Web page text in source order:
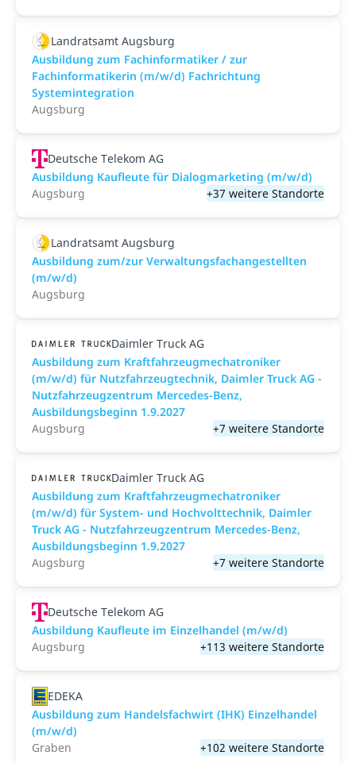
Landratsamt Augsburg
Ausbildung zum Fachinformatiker / zur
Fachinformatikerin (m/w/d) Fachrichtung
Systemintegration
Augsburg
Deutsche Telekom AG
Ausbildung Kaufleute für Dialogmarketing (m/w/d)
Augsburg
+37 weitere Standorte
Landratsamt Augsburg
Ausbildung zum/zur Verwaltungsfachangestellten
(m/w/d)
Augsburg
Daimler Truck AG
Ausbildung zum Kraftfahrzeugmechatroniker
(m/w/d) für Nutzfahrzeugtechnik, Daimler Truck AG -
Nutzfahrzeugzentrum Mercedes-Benz,
Ausbildungsbeginn 1.9.2027
Augsburg
+7 weitere Standorte
Daimler Truck AG
Ausbildung zum Kraftfahrzeugmechatroniker
(m/w/d) für System- und Hochvolttechnik, Daimler
Truck AG - Nutzfahrzeugzentrum Mercedes-Benz,
Ausbildungsbeginn 1.9.2027
Augsburg
+7 weitere Standorte
Deutsche Telekom AG
Ausbildung Kaufleute im Einzelhandel (m/w/d)
Augsburg
+113 weitere Standorte
EDEKA
Ausbildung zum Handelsfachwirt (IHK) Einzelhandel
(m/w/d)
Graben
+102 weitere Standorte